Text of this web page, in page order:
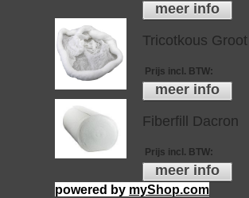
meer info
Tricotkous Groot
Prijs incl. BTW:
meer info
Fiberfill Dacron
Prijs incl. BTW:
meer info
powered by myShop.com